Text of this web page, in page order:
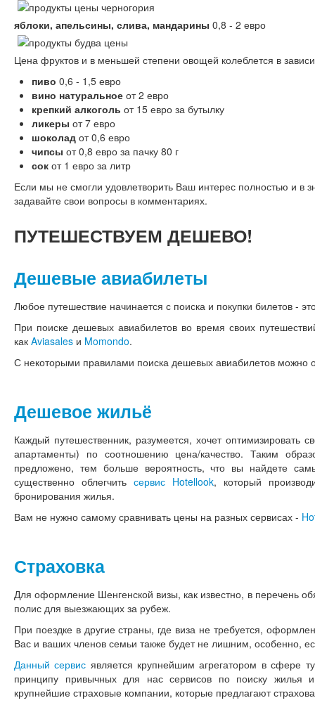
яблоки, апельсины, слива, мандарины 0,8 - 2 евро
Цена фруктов и в меньшей степени овощей колеблется в
пиво 0,6 - 1,5 евро
вино натуральное от 2 евро
крепкий алкоголь от 15 евро за бутылку
ликеры от 7 евро
шоколад от 0,6 евро
чипсы от 0,8 евро за пачку 80 г
сок от 1 евро за литр
Если мы не смогли удовлетворить Ваш интерес полностью и в
задавайте свои вопросы в комментариях.
ПУТЕШЕСТВУЕМ ДЕШЕВО!
Дешевые авиабилеты
Любое путешествие начинается с поиска и покупки билетов -
При поиске дешевых авиабилетов во время своих
как Aviasales и Momondo.
С некоторыми правилами поиска дешевых авиабилетов можно
Дешевое жильё
Каждый путешественник, разумеется, хочет оптимизировать
апартаменты) по соотношению цена/качество. Таким
предложено, тем больше вероятность, что вы найдете
существенно облегчить сервис Hotellook, который
бронирования жилья.
Вам не нужно самому сравнивать цены на разных сервисах -
Страховка
Для оформление Шенгенской визы, как известно, в перечень
полис для выезжающих за рубеж.
При поездке в другие страны, где виза не требуется,
Вас и ваших членов семьи также будет не лишним, особенно,
Данный сервис является крупнейшим агрегатором в сфере
принципу привычных для нас сервисов по поиску жилья
крупнейшие страховые компании, которые предлагают